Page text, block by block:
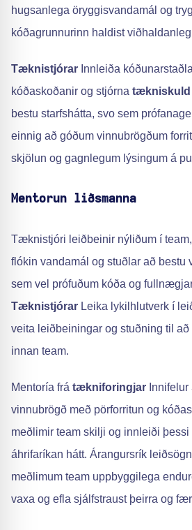
hugsanlega öryggisvandamál og
kóðagrunnurinn haldist
Tæknistjórar Innleiða
kóðaskoðanir og stjórna tækniskuld
bestu starfshátta, svo sem
einnig að góðum vinnubrögðum
skjölun og gagnlegum lýsingum á
Mentorun liðsmanna
Tæknistjóri leiðbeinir nýliðum í
flókin vandamál og stuðlar að bestu
sem vel prófuðum kóða og
Tæknistjórar Leika lykilhlutverk í
veita leiðbeiningar og stuðning til
innan team.
Mentoría frá tækniforingjar
vinnubrögð með pörforritun og
meðlimir team skilji og innleiði
áhrifaríkan hátt. Árangursrík
meðlimum team uppbyggilega
vaxa og efla sjálfstraust þeirra og